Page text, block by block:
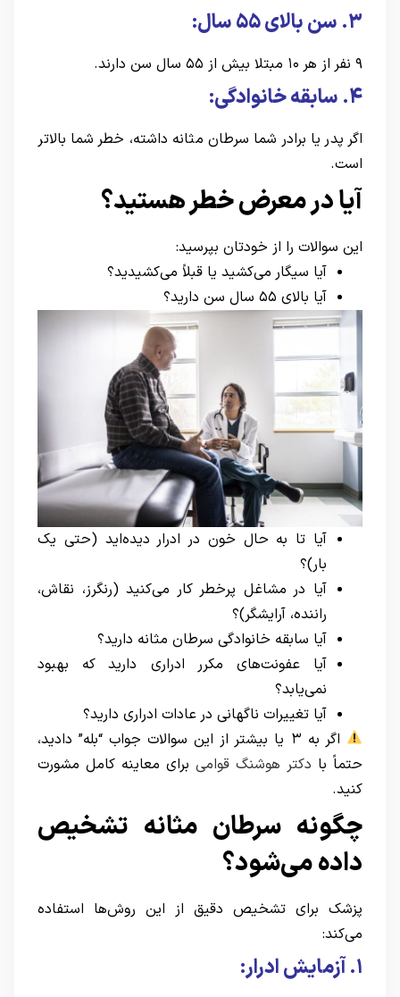
۳. سن بالای ۵۵ سال:
۹ نفر از هر ۱۰ مبتلا بیش از ۵۵ سال سن دارند.
۴. سابقه خانوادگی:
اگر پدر یا برادر شما سرطان مثانه داشته، خطر شما بالاتر
است.
آیا در معرض خطر هستید؟
این سوالات را از خودتان بپرسید:
آیا سیگار می‌کشید یا قبلاً می‌کشیدید؟
آیا بالای ۵۵ سال سن دارید؟
آیا تا به حال خون در ادرار دیده‌اید (حتی یک
بار)؟
آیا در مشاغل پرخطر کار می‌کنید (رنگرز، نقاش،
راننده، آرایشگر)؟
آیا سابقه خانوادگی سرطان مثانه دارید؟
آیا عفونت‌های مکرر ادراری دارید که بهبود
نمی‌یابد؟
آیا تغییرات ناگهانی در عادات ادراری دارید؟
اگر به ۳ یا بیشتر از این سوالات جواب “بله” دادید،
حتماً با دکتر هوشنگ قوامی برای معاینه کامل مشورت
کنید.
چگونه سرطان مثانه تشخیص
داده می‌شود؟
پزشک برای تشخیص دقیق از این روش‌ها استفاده
می‌کند:
۱. آزمایش ادرار: